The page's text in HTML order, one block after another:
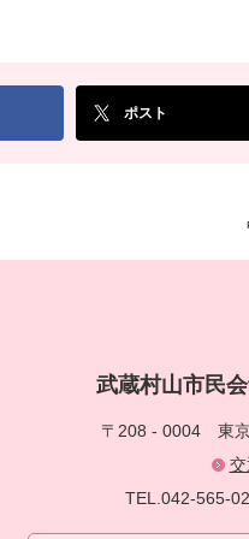
ポスト
武蔵村山市民
〒208 - 0004 東
TEL.042-565-